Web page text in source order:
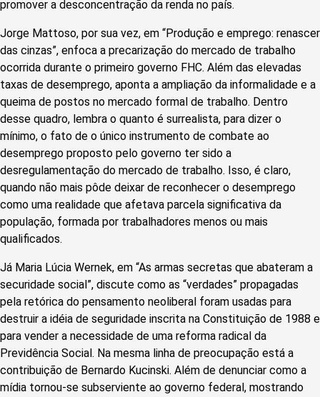
promover a desconcentração da renda no país.
Jorge Mattoso, por sua vez, em “Produção e emprego: renascer
das cinzas”, enfoca a precarização do mercado de trabalho
ocorrida durante o primeiro governo FHC. Além das elevadas
taxas de desemprego, aponta a ampliação da informalidade e a
queima de postos no mercado formal de trabalho. Dentro
desse quadro, lembra o quanto é surrealista, para dizer o
mínimo, o fato de o único instrumento de combate ao
desemprego proposto pelo governo ter sido a
desregulamentação do mercado de trabalho. Isso, é claro,
quando não mais pôde deixar de reconhecer o desemprego
como uma realidade que afetava parcela significativa da
população, formada por trabalhadores menos ou mais
qualificados.
Já Maria Lúcia Wernek, em “As armas secretas que abateram a
securidade social”, discute como as “verdades” propagadas
pela retórica do pensamento neoliberal foram usadas para
destruir a idéia de seguridade inscrita na Constituição de 1988 e
para vender a necessidade de uma reforma radical da
Previdência Social. Na mesma linha de preocupação está a
contribuição de Bernardo Kucinski. Além de denunciar como a
mídia tornou-se subserviente ao governo federal, mostrando